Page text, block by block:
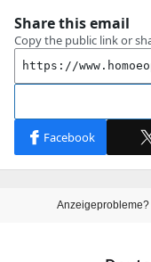
Anzeigeprobleme?